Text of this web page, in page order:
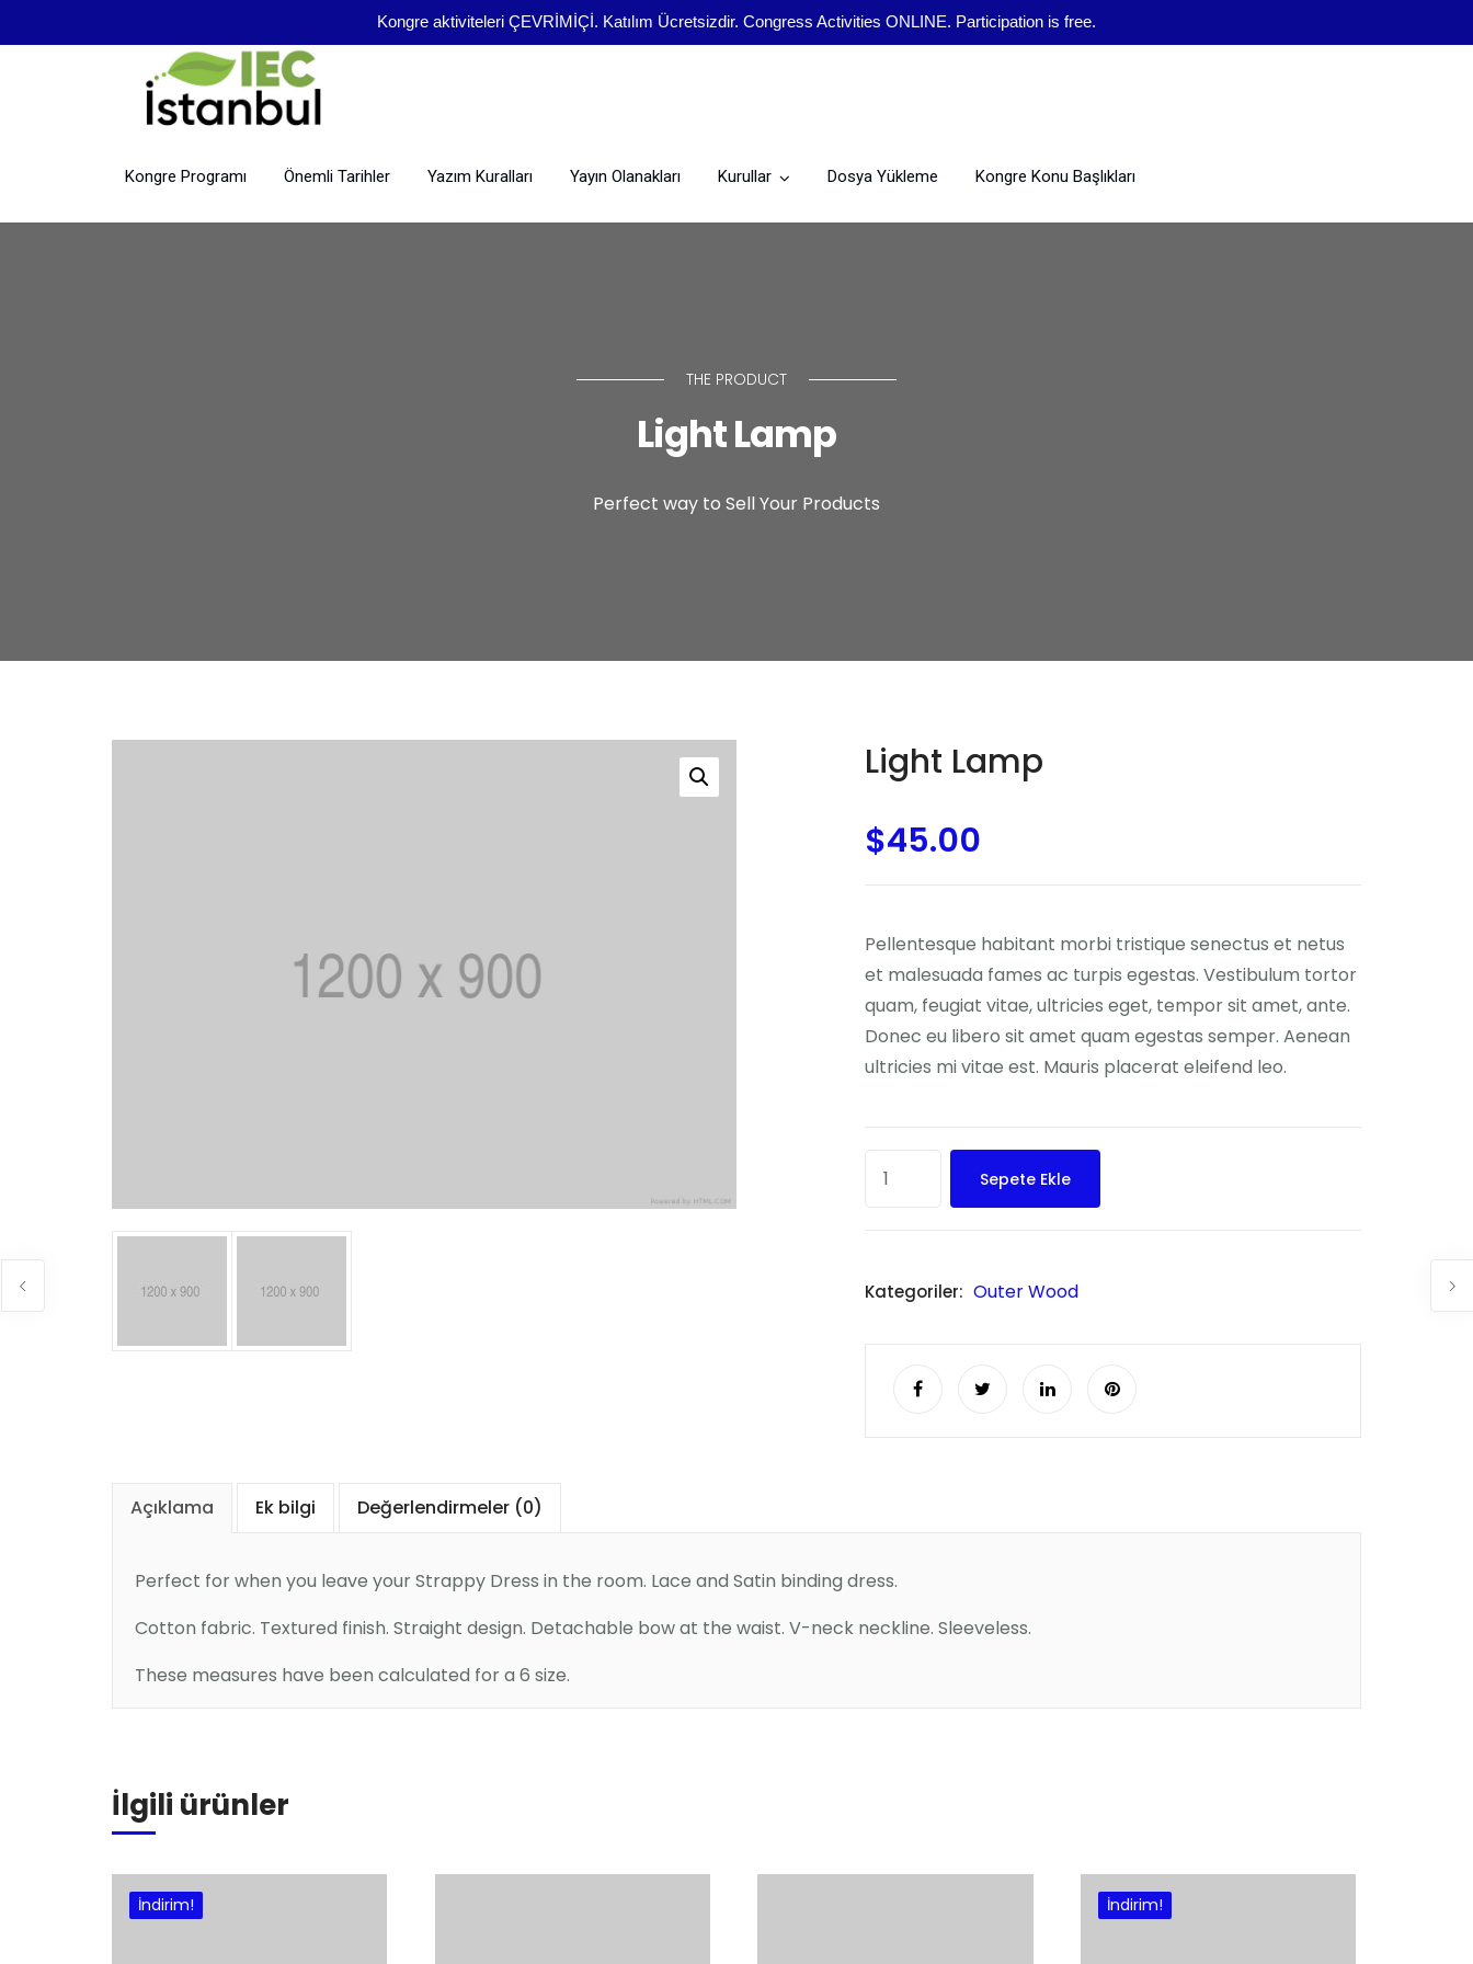
Kongre aktiviteleri ÇEVRİMİÇİ. Katılım Ücretsizdir. Congress Activities ONLINE. Participation is free.
Kongre Programı Önemli Tarihler Yazım Kuralları Yayın Olanakları Kurullar Dosya Yükleme Kongre Konu Başlıkları
THE PRODUCT
Light Lamp
Perfect way to Sell Your Products
Light Lamp
$45.00
Pellentesque habitant morbi tristique senectus et netus
et malesuada fames ac turpis egestas. Vestibulum tortor
quam, feugiat vitae, ultricies eget, tempor sit amet, ante.
Donec eu libero sit amet quam egestas semper. Aenean
ultricies mi vitae est. Mauris placerat eleifend leo.
Sepete Ekle
Kategoriler: Outer Wood
Açıklama Ek bilgi Değerlendirmeler (0)
Perfect for when you leave your Strappy Dress in the room. Lace and Satin binding dress.
Cotton fabric. Textured finish. Straight design. Detachable bow at the waist. V-neck neckline. Sleeveless.
These measures have been calculated for a 6 size.
İlgili ürünler
İndirim!
Sepete Ekle
İndirim!